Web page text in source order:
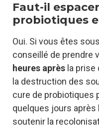
Faut-il
probiotiques
Oui. Si vous êtes
conseillé de prendre
heures après la
la destruction des
cure de probiotiques
quelques jours
soutenir la